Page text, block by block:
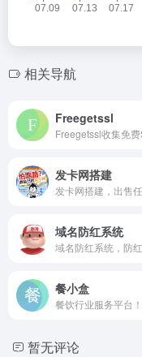
相关导航
Freegetssl
发卡网搭建
域名防红系统
餐小盒
暂无评论